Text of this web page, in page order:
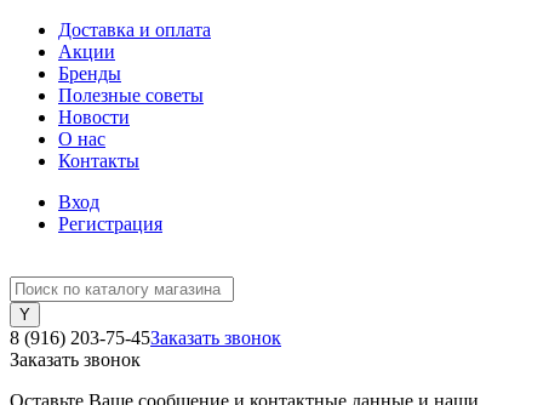
Доставка и оплата
Акции
Бренды
Полезные советы
Новости
О нас
Контакты
Вход
Регистрация
8 (916) 203-75-45Заказать звонок
Заказать звонок
Оставьте Ваше сообщение и контактные данные и наши